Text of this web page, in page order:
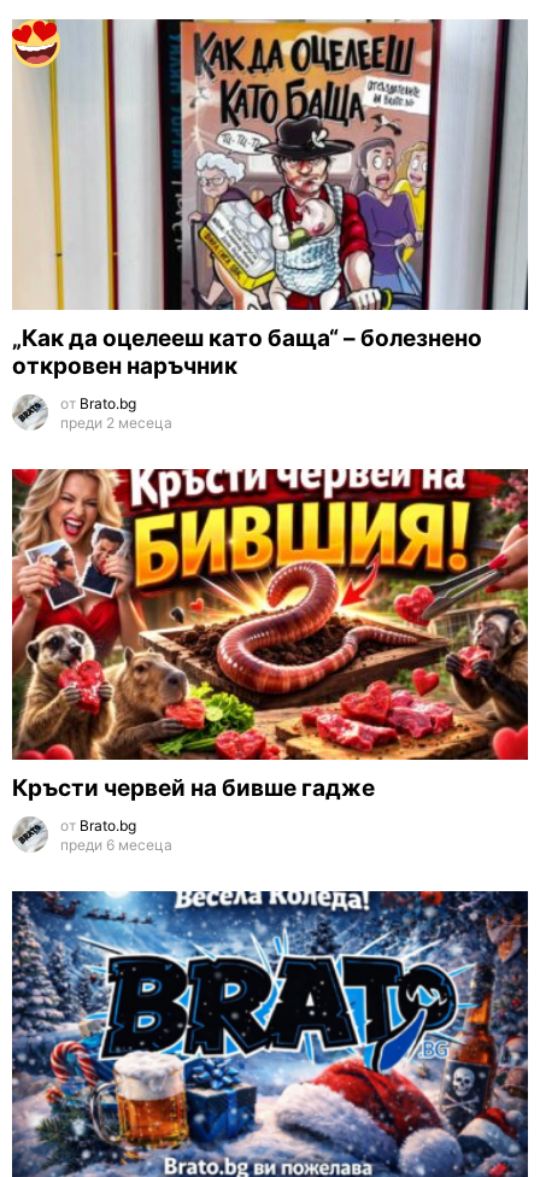
„Как да оцелееш като баща“ – болезнено
откровен наръчник
от Brato.bg
преди 2 месеца
Кръсти червей на бивше гадже
от Brato.bg
преди 6 месеца